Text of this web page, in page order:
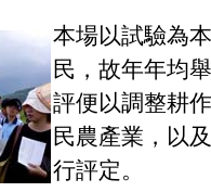
本場以試驗為
民，故年年均
評便以調整耕
民農產業，以
行評定。